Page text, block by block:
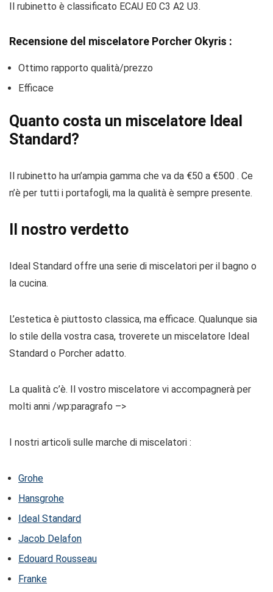
Il rubinetto è classificato ECAU E0 C3 A2 U3.
Recensione del miscelatore Porcher Okyris :
Ottimo rapporto qualità/prezzo
Efficace
Quanto costa un miscelatore Ideal
Standard?
Il rubinetto ha un’ampia gamma che va da €50 a €500 . Ce
n’è per tutti i portafogli, ma la qualità è sempre presente.
Il nostro verdetto
Ideal Standard offre una serie di miscelatori per il bagno o
la cucina.
L’estetica è piuttosto classica, ma efficace. Qualunque sia
lo stile della vostra casa, troverete un miscelatore Ideal
Standard o Porcher adatto.
La qualità c’è. Il vostro miscelatore vi accompagnerà per
molti anni /wp:paragrafo –>
I nostri articoli sulle marche di miscelatori :
Grohe
Hansgrohe
Ideal Standard
Jacob Delafon
Edouard Rousseau
Franke